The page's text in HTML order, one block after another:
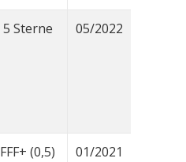
5 Sterne 05/2022
FFF+ (0,5) 01/2021